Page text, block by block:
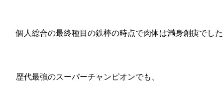
個人総合の最終種目の鉄棒の時点で肉体は満身創痍でし
歴代最強のスーパーチャンピオンでも、